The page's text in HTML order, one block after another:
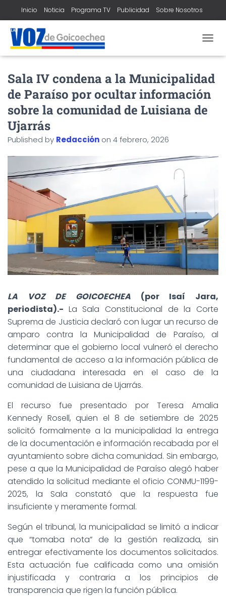
Inicio Noticia Programa TV Publicidad Sobre Nosotros
O
G
L
E
Sala IV condena a la Municipalidad
de Paraíso por ocultar información
sobre la comunidad de Luisiana de
Ujarrás
Published by Redacción on 4 febrero, 2026
LA VOZ DE GOICOECHEA (por Isaí Jara,
periodista).- La Sala Constitucional de la Corte
Suprema de Justicia declaró con lugar un recurso de
amparo contra la Municipalidad de Paraíso, al
determinar que el gobierno local vulneró el derecho
fundamental de acceso a la información pública de
una ciudadana interesada en el caso de la
comunidad de Luisiana de Ujarrás.
El recurso fue presentado por Teresa Amalia
Kennedy Rosell, quien el 8 de setiembre de 2025
solicitó formalmente a la municipalidad la entrega
de la documentación e información recabada por el
ayuntamiento sobre dicha comunidad. Sin embargo,
pese a que la Municipalidad de Paraíso alegó haber
atendido la solicitud mediante el oficio CONMU-1199-
2025, la Sala constató que la respuesta fue
insuficiente y meramente formal.
Según el tribunal, la municipalidad se limitó a indicar
que “tomaba nota” de la gestión realizada, sin
entregar efectivamente los documentos solicitados.
Esta actuación fue calificada como una omisión
injustificada y contraria a los principios de
transparencia que rigen la función pública.